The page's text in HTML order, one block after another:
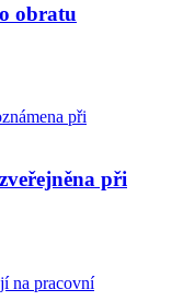
obratu
při